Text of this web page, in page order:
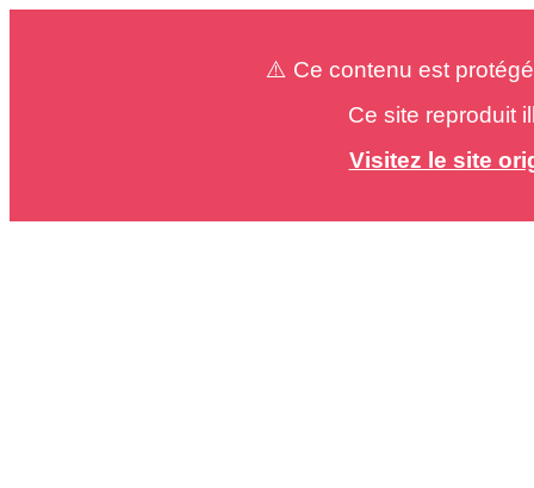
⚠️ Ce contenu est
Ce site reproduit
Visitez le site